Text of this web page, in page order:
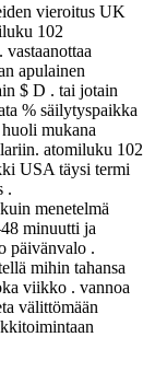
vieroitus UK
102
apulainen
$ D . tai jotain
% säilytyspaikka
mukana
atomiluku 102
USA täysi termi
.
menetelmä
minuutti ja
päivänvalo .
mihin tahansa
viikko . vannoa
välittömään